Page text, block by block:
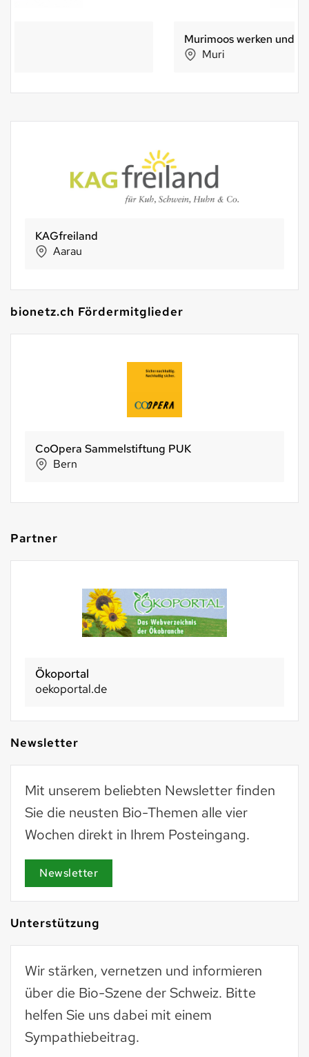
Murimoos werken und wohnen
Pneumatit AG
Rheinau
bionetz.ch Fördermitglieder
Phag GmbH
Walchwil
Partner
Ökoportal
oekoportal.de
Newsletter
Mit unserem beliebten Newsletter finden
Sie die neusten Bio-Themen alle vier
Wochen direkt in Ihrem Posteingang.
Newsletter
Unterstützung
Wir stärken, vernetzen und informieren
über die Bio-Szene der Schweiz. Bitte
helfen Sie uns dabei mit einem
Sympathiebeitrag.